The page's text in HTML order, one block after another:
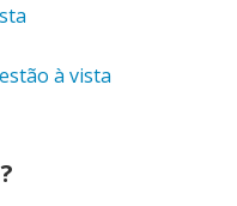
à vista